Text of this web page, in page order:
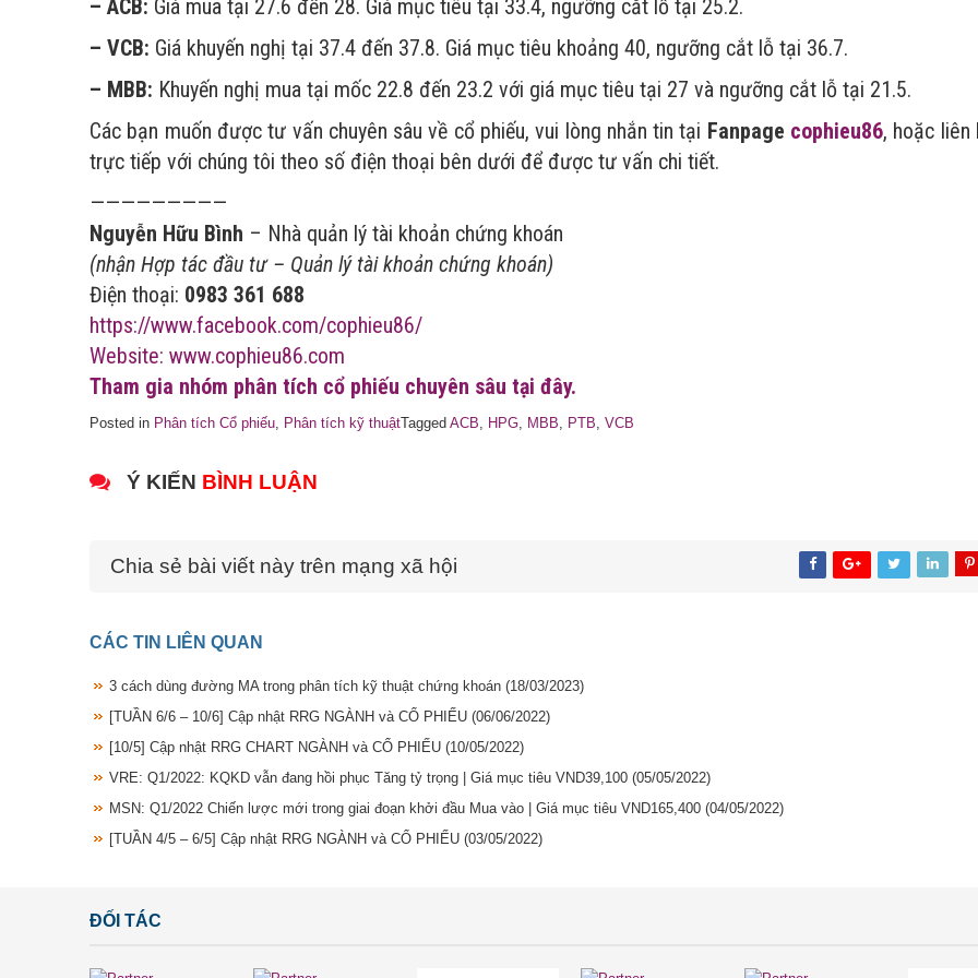
– ACB: Giá mua tại 27.6 đến 28. Giá mục tiêu tại 33.4, ngưỡng cắt lỗ tại 25.2.
– VCB: Giá khuyến nghị tại 37.4 đến 37.8. Giá mục tiêu khoảng 40, ngưỡng cắt lỗ tại 36.7.
– MBB: Khuyến nghị mua tại mốc 22.8 đến 23.2 với giá mục tiêu tại 27 và ngưỡng cắt lỗ tại 21.5.
Các bạn muốn được tư vấn chuyên sâu về cổ phiếu, vui lòng nhắn tin tại Fanpage cophieu86, hoặc liên
trực tiếp với chúng tôi theo số điện thoại bên dưới để được tư vấn chi tiết.
—————————
Nguyễn Hữu Bình – Nhà quản lý tài khoản chứng khoán
(nhận Hợp tác đầu tư – Quản lý tài khoản chứng khoán)
Điện thoại: 0983 361 688
https://www.facebook.com/cophieu86/
Website: www.cophieu86.com
Tham gia nhóm phân tích cổ phiếu chuyên sâu tại đây.
Posted in Phân tích Cổ phiếu Phân tích kỹ thuậtTagged ACB HPG MBB PTB VCB
Ý KIẾN BÌNH LUẬN
Chia sẻ bài viết này trên mạng xã hội
CÁC TIN LIÊN QUAN
3 cách dùng đường MA trong phân tích kỹ thuật chứng khoán (18/03/2023)
[TUẦN 6/6 – 10/6] Cập nhật RRG NGÀNH và CỔ PHIẾU (06/06/2022)
[10/5] Cập nhật RRG CHART NGÀNH và CỔ PHIẾU (10/05/2022)
VRE: Q1/2022: KQKD vẫn đang hồi phục Tăng tỷ trọng | Giá mục tiêu VND39,100 (05/05/2022)
MSN: Q1/2022 Chiến lược mới trong giai đoạn khởi đầu Mua vào | Giá mục tiêu VND165,400 (04/05/2022)
[TUẦN 4/5 – 6/5] Cập nhật RRG NGÀNH và CỔ PHIẾU (03/05/2022)
ĐỐI TÁC